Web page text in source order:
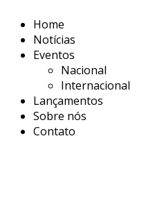
Home
Notícias
Eventos
Nacional
Internacional
Lançamentos
Sobre nós
Contato